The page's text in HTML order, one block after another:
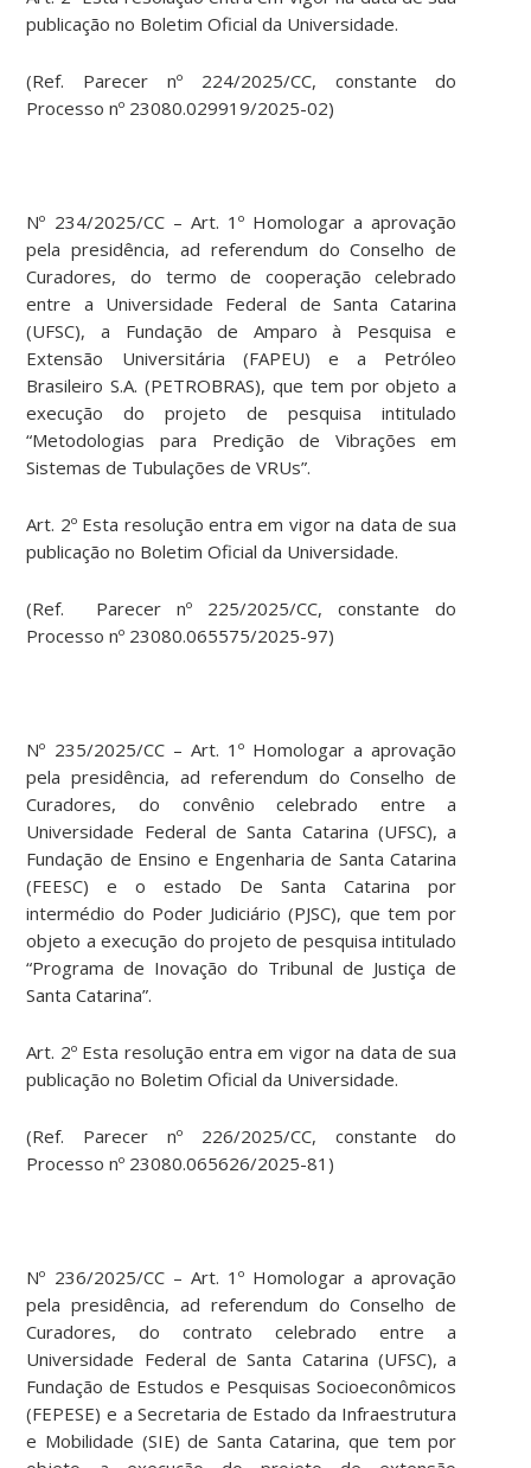
publicação no Boletim Oficial da Universidade.
(Ref. Parecer nº 224/2025/CC, constante do
Processo nº 23080.029919/2025-02)
Nº 234/2025/CC – Art. 1º Homologar a aprovação
pela presidência, ad referendum do Conselho de
Curadores, do termo de cooperação celebrado
entre a Universidade Federal de Santa Catarina
(UFSC), a Fundação de Amparo à Pesquisa e
Extensão Universitária (FAPEU) e a Petróleo
Brasileiro S.A. (PETROBRAS), que tem por objeto a
execução do projeto de pesquisa intitulado
“Metodologias para Predição de Vibrações em
Sistemas de Tubulações de VRUs”.
Art. 2º Esta resolução entra em vigor na data de sua
publicação no Boletim Oficial da Universidade.
(Ref. Parecer nº 225/2025/CC, constante do
Processo nº 23080.065575/2025-97)
Nº 235/2025/CC – Art. 1º Homologar a aprovação
pela presidência, ad referendum do Conselho de
Curadores, do convênio celebrado entre a
Universidade Federal de Santa Catarina (UFSC), a
Fundação de Ensino e Engenharia de Santa Catarina
(FEESC) e o estado De Santa Catarina por
intermédio do Poder Judiciário (PJSC), que tem por
objeto a execução do projeto de pesquisa intitulado
“Programa de Inovação do Tribunal de Justiça de
Santa Catarina”.
Art. 2º Esta resolução entra em vigor na data de sua
publicação no Boletim Oficial da Universidade.
(Ref. Parecer nº 226/2025/CC, constante do
Processo nº 23080.065626/2025-81)
Nº 236/2025/CC – Art. 1º Homologar a aprovação
pela presidência, ad referendum do Conselho de
Curadores, do contrato celebrado entre a
Universidade Federal de Santa Catarina (UFSC), a
Fundação de Estudos e Pesquisas Socioeconômicos
(FEPESE) e a Secretaria de Estado da Infraestrutura
e Mobilidade (SIE) de Santa Catarina, que tem por